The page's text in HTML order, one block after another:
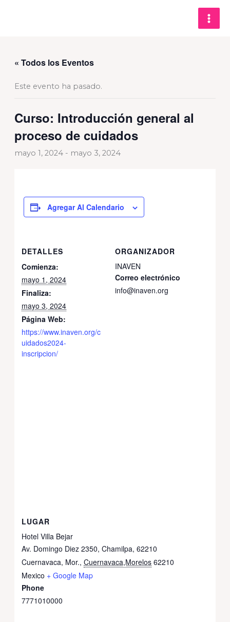
« Todos los Eventos
Este evento ha pasado.
Curso: Introducción general al
proceso de cuidados
mayo 1, 2024- mayo 3, 2024
Agregar Al Calendario
DETALLES
Comienza:
mayo 1, 2024
Finaliza:
mayo 3, 2024
Página Web:
https://www.inaven.org/c
uidados2024-
inscripcion/
ORGANIZADOR
INAVEN
Correo electrónico
info@inaven.org
LUGAR
Hotel Villa Bejar
Av. Domingo Diez 2350, Chamilpa, 62210
Cuernavaca, Mor., Cuernavaca,Morelos 62210
Mexico + Google Map
Phone
7771010000